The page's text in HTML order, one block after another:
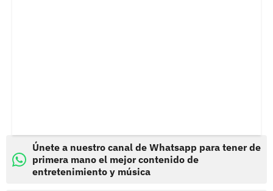
Únete a nuestro canal de Whatsapp para tener de
primera mano el mejor contenido de
entretenimiento y música